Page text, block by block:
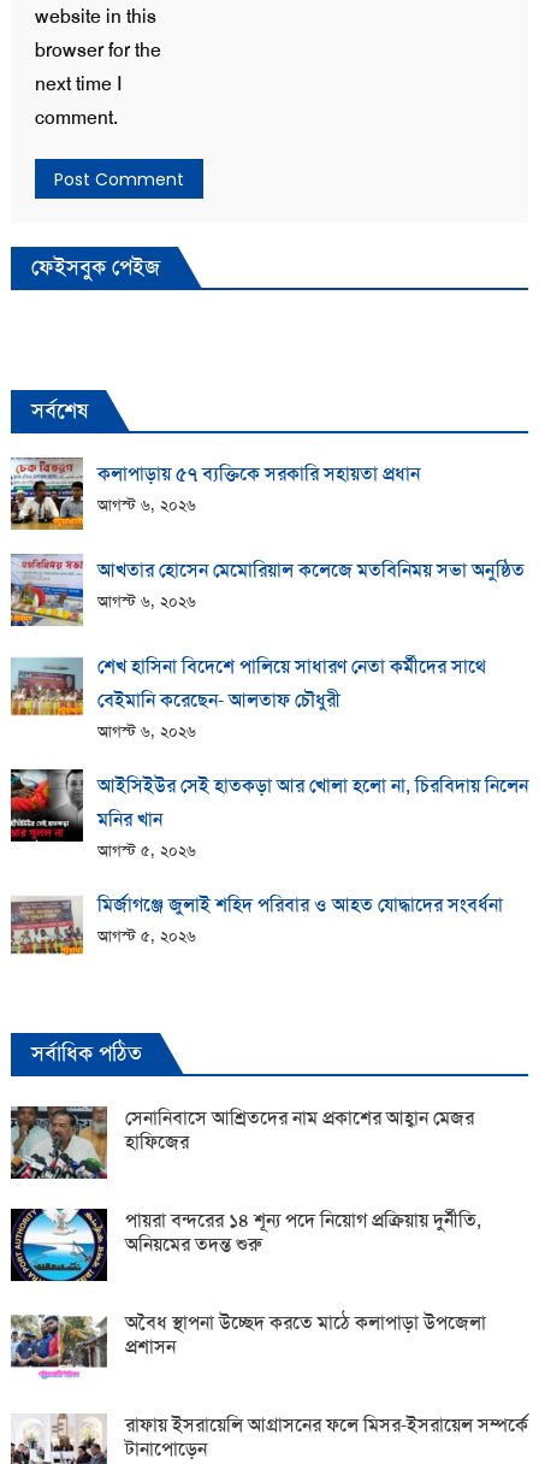
website in this
browser for the
next time I
comment.
ফেইসবুক পেইজ
সর্বশেষ
কলাপাড়ায় ​৫৭ ব্যক্তিকে সরকারি সহায়তা প্রধান
আগস্ট ৬, ২০২৬
আখতার হোসেন মেমোরিয়াল কলেজে মতবিনিময় সভা অনুষ্ঠিত
আগস্ট ৬, ২০২৬
শেখ হাসিনা বিদেশে পালিয়ে সাধারণ নেতা কর্মীদের সাথে
বেইমানি করেছেন- আলতাফ চৌধুরী
আগস্ট ৬, ২০২৬
আইসিইউর সেই হাতকড়া আর খোলা হলো না, চিরবিদায় নিলেন
মনির খান
আগস্ট ৫, ২০২৬
মির্জাগঞ্জে জুলাই শহিদ পরিবার ও আহত যোদ্ধাদের সংবর্ধনা
আগস্ট ৫, ২০২৬
সর্বাধিক পঠিত
সেনানিবাসে আশ্রিতদের নাম প্রকাশের আহ্বান মেজর
হাফিজের
পায়রা বন্দরের ১৪ শূন্য পদে নিয়োগ প্রক্রিয়ায় দুর্নীতি,
অনিয়মের তদন্ত শুরু
অবৈধ স্থাপনা উচ্ছেদ করতে মাঠে কলাপাড়া উপজেলা
প্রশাসন
রাফায় ইসরায়েলি আগ্রাসনের ফলে মিসর-ইসরায়েল সম্পর্কে
টানাপোড়েন